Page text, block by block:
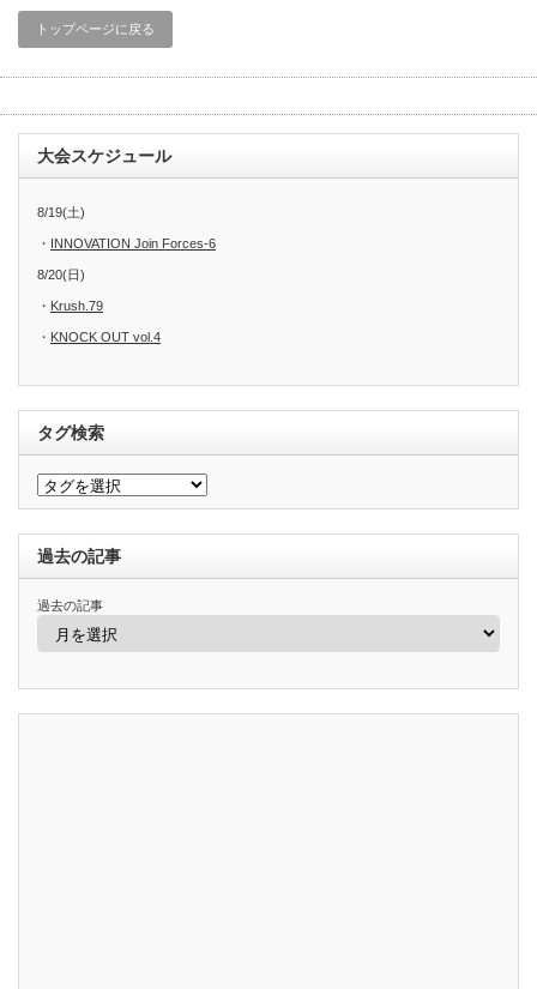
トップページに戻る
大会スケジュール
8/19(土)
・ INNOVATION Join Forces-6
8/20(日)
・ Krush.79
・ KNOCK OUT vol.4
タグ検索
過去の記事
過去の記事